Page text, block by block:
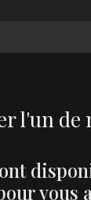
l'un de
vous